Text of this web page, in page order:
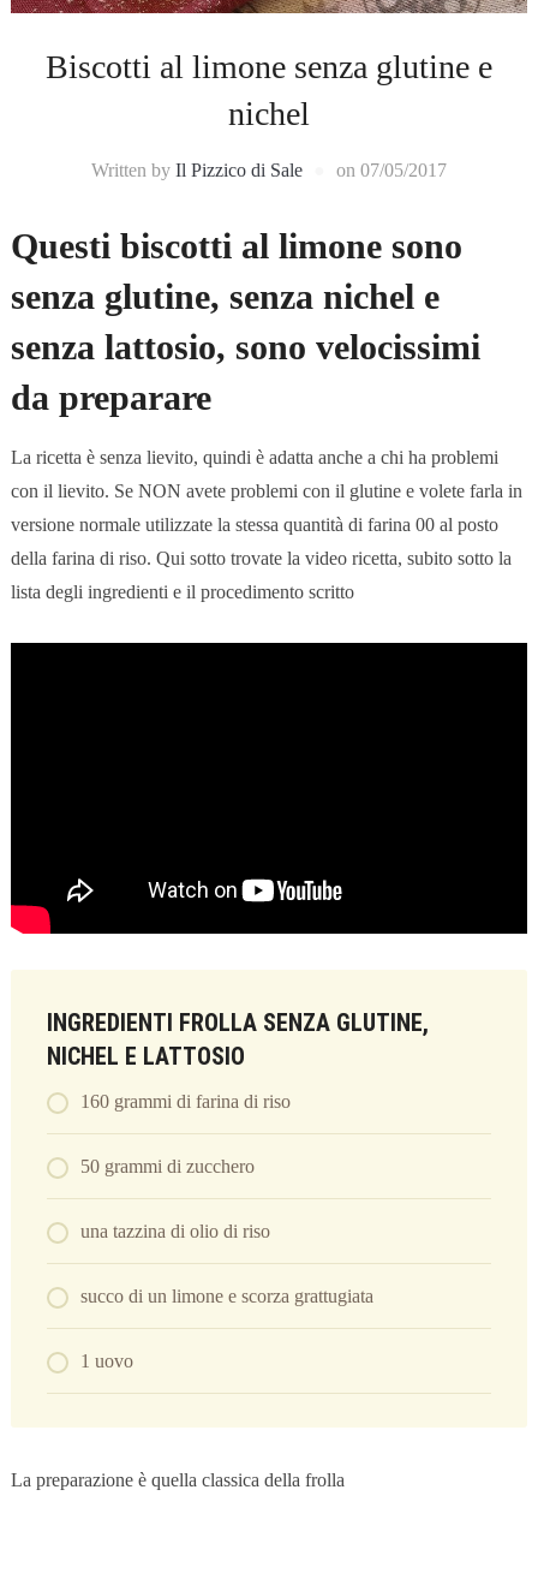
Biscotti al limone senza glutine e
nichel
Written by Il Pizzico di Sale on 07/05/2017
Questi biscotti al limone sono
senza glutine, senza nichel e
senza lattosio, sono velocissimi
da preparare
La ricetta è senza lievito, quindi è adatta anche a chi ha problemi
con il lievito. Se NON avete problemi con il glutine e volete farla in
versione normale utilizzate la stessa quantità di farina 00 al posto
della farina di riso. Qui sotto trovate la video ricetta, subito sotto la
lista degli ingredienti e il procedimento scritto
INGREDIENTI FROLLA SENZA GLUTINE,
NICHEL E LATTOSIO
160 grammi di farina di riso
50 grammi di zucchero
una tazzina di olio di riso
succo di un limone e scorza grattugiata
1 uovo
La preparazione è quella classica della frolla